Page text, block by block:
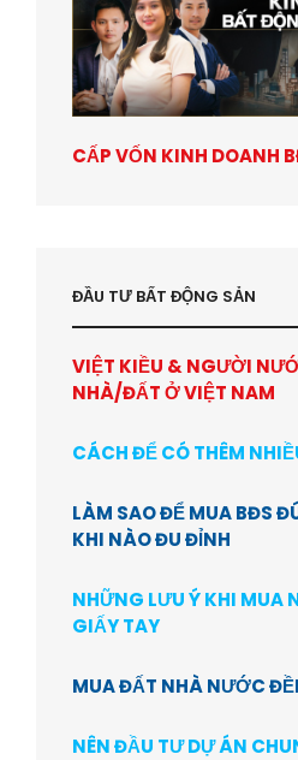
CẤP VỐN KINH DOANH
ĐẦU TƯ BẤT ĐỘNG SẢN
VIỆT KIỀU & NGƯỜI
NHÀ/ĐẤT Ở VIỆT NAM
CÁCH ĐỂ CÓ THÊM
LÀM SAO ĐỂ MUA BĐS
KHI NÀO ĐU ĐỈNH
NHỮNG LƯU Ý KHI MUA
GIẤY TAY
MUA ĐẤT NHÀ NƯỚC
NÊN ĐẦU TƯ DỰ ÁN